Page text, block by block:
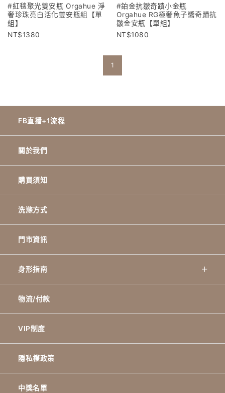
#紅毯聚光雙安瓶 Orgahue 淨
奢珍珠亮白活化雙安瓶組【單
組】
1380
#鉑金抗皺奇蹟小金瓶
Orgahue RG極奢魚子醬奇蹟抗
皺金安瓶【單組】
1080
1
FB直播+1流程
關於我們
購買須知
洗滌方式
門市資訊
身形指南
物流/付款
VIP制度
隱私權政策
中獎名單